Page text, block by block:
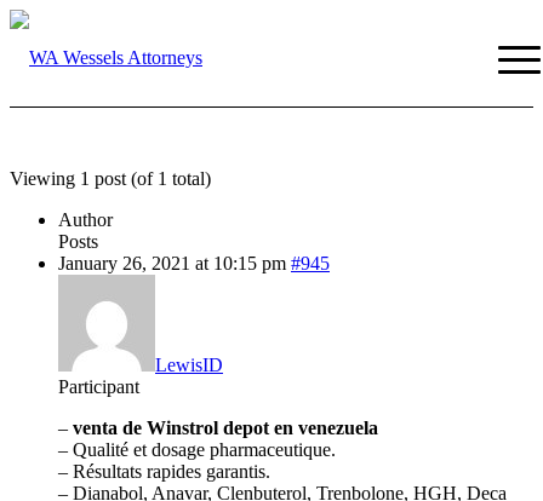
Viewing 1 post (of 1 total)
Author
Posts
January 26, 2021 at 10:15 pm #945
LewisID
Participant
– venta de Winstrol depot en venezuela
– Qualité et dosage pharmaceutique.
– Résultats rapides garantis.
– Dianabol, Anavar, Clenbuterol, Trenbolone, HGH, Deca